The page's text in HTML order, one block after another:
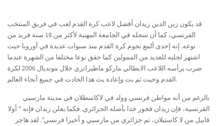
قد يكون زين الدين زيدان أفضل لاعب كرة القدم لعب في فريق المنتخب
الفرنسي، كما أن سجله في الجامعة المهنية لأكثر من 18 سنة فريد من
نوعه. إنه إحدى ألمع نجوم كرة القدم مند سنوات عديدة في أوروبا حيث
اشتهر لجلبه للعديد من الممولين كما حقق نوعا مختلفا من الشهرة عندما
ضرب برأسه اللاعب الايطالي ماركو ماطيراتزي خلال مونديال 2006 لكرة
القدم وحيث ثم بث وإعادة بث هذا الحادت في جميع أنحاء العالم.
بالرغم من أنه مواطن فرنسي وولد في لاكاسطلان في مدينة مارسيي
الفرنسية، فإن زيدان فخور جدا بأصله الجزائري. فكما يعلن زيدان فإنه ” أولا
قابيل من لا كاستيلان، ثم جزائري من مارسيي و أخيرا فرنسي”. لقد هاجر